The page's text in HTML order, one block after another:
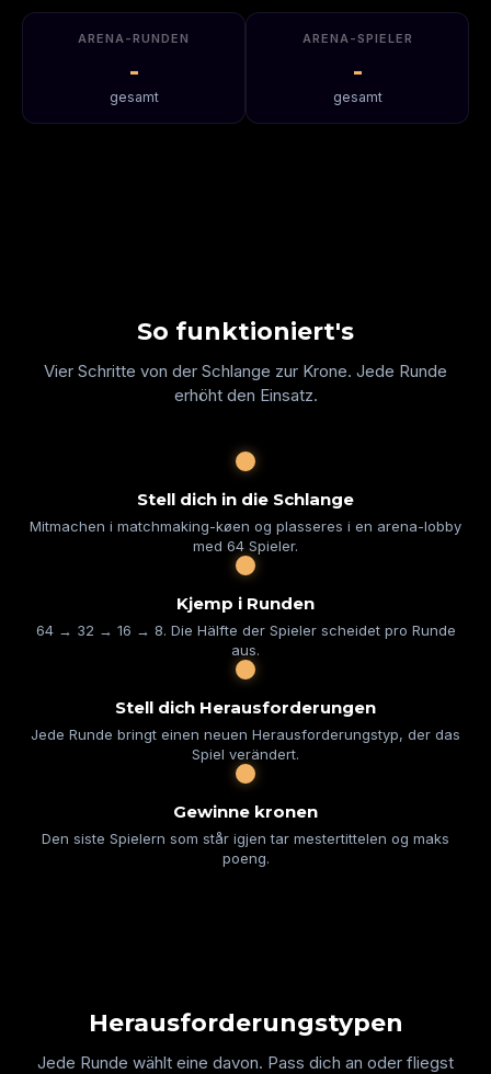
ARENA-RUNDEN
-
gesamt
ARENA-SPIELER
-
gesamt
So funktioniert's
Vier Schritte von der Schlange zur Krone. Jede Runde
erhöht den Einsatz.
Stell dich in die Schlange
Mitmachen i matchmaking-køen og plasseres i en arena-lobby
med 64 Spieler.
Kjemp i Runden
64 → 32 → 16 → 8. Die Hälfte der Spieler scheidet pro Runde
aus.
Stell dich Herausforderungen
Jede Runde bringt einen neuen Herausforderungstyp, der das
Spiel verändert.
Gewinne kronen
Den siste Spielern som står igjen tar mestertittelen og maks
poeng.
Herausforderungstypen
Jede Runde wählt eine davon. Pass dich an oder fliegst